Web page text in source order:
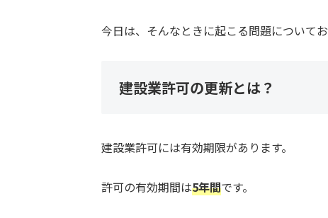
今日は、そんなときに起こる問題についてお
建設業許可の更新とは？
建設業許可には有効期限があります。
許可の有効期間は5年間です。